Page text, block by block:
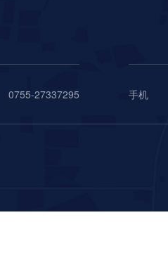
0755-27337295 手机